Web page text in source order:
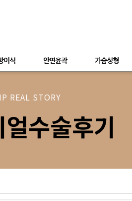
이식 안면윤곽 가슴성형
REAL STORY
수술후기